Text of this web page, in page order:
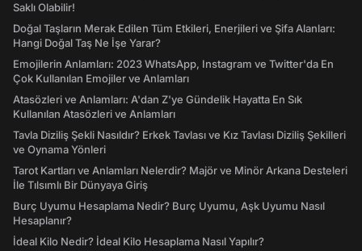
Saklı Olabilir!
Doğal Taşların Merak Edilen Tüm Etkileri, Enerjileri ve Şifa Alanları:
Hangi Doğal Taş Ne İşe Yarar?
Emojilerin Anlamları: 2023 WhatsApp, Instagram ve Twitter'da En
Çok Kullanılan Emojiler ve Anlamları
Atasözleri ve Anlamları: A'dan Z'ye Gündelik Hayatta En Sık
Kullanılan Atasözleri ve Anlamları
Tavla Diziliş Şekli Nasıldır? Erkek Tavlası ve Kız Tavlası Diziliş Şekilleri
ve Oynama Yönleri
Tarot Kartları ve Anlamları Nelerdir? Majör ve Minör Arkana Desteleri
İle Tılsımlı Bir Dünyaya Giriş
Burç Uyumu Hesaplama Nedir? Burç Uyumu, Aşk Uyumu Nasıl
Hesaplanır?
İdeal Kilo Nedir? İdeal Kilo Hesaplama Nasıl Yapılır?